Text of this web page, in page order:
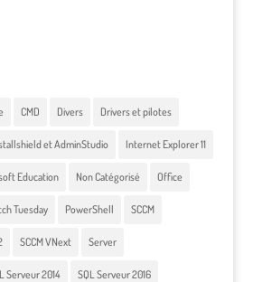
CMD Divers Drivers et pilotes
et AdminStudio Internet Explorer 11
Education Non Catégorisé Office
Tuesday PowerShell SCCM
SCCM VNext Server
Serveur 2014 SQL Serveur 2016